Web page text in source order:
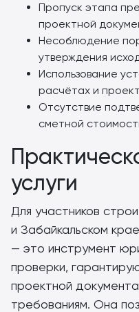
Пропуск этапа
проектной
Несоблюдение
утверждения
Использование
расчётах и
Отсутствие
сметной
услуги
Для участников
и Забайкальском
— это инструмент
проверки,
проектной
требованиям. Она